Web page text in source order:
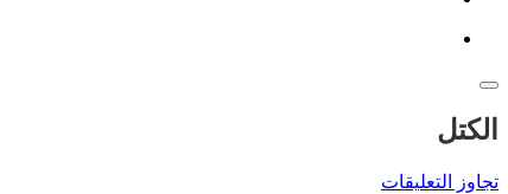
الكتل
تجاوز التعليقات